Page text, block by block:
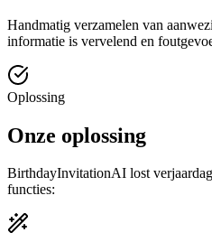
Handmatig verzamelen van
informatie is vervelend en
Oplossing
Onze oplossing
BirthdayInvitationAI lost
functies: